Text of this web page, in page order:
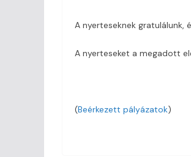
A nyerteseknek gratulálunk,
A nyerteseket a megadott
(Beérkezett pályázatok)